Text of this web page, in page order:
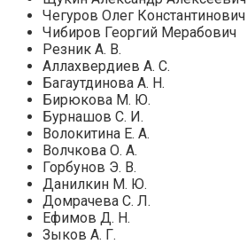
Чегуров Олег Константинович
Чибиров Георгий Мерабович
Резник А. В.
Аллахвердиев А. С.
Багаутдинова А. Н.
Бирюкова М. Ю.
Бурнашов С. И.
Волокитина Е. А.
Волчкова О. А.
Горбунов Э. В.
Данилкин М. Ю.
Домрачева С. Л.
Ефимов Д. Н.
Зыков А. Г.